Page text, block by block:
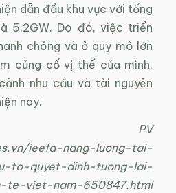
dẫn đầu khu vực với tổng
5,2GW. Do đó, việc triển
chóng và ở quy mô lớn
củng cố vị thế của mình,
nhu cầu và tài nguyên
nay.
PV
ieefa-nang-luong-tai-
to-quyet-dinh-tuong-lai-
te-viet-nam-650847.html